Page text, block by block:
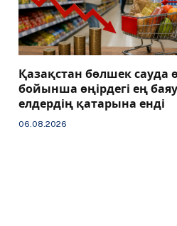
Қазақстан бөлшек сауда
бойынша өңірдегі ең баяу
елдердің қатарына енді
06.08.2026